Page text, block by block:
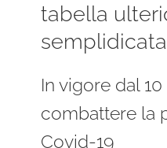
tabella
semplidicata
In vigore dal
combattere la
Covid-19